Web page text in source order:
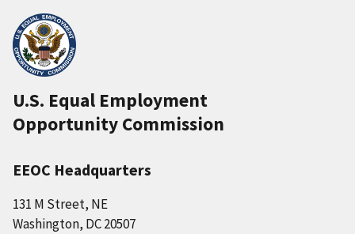
U.S. Equal Employment
Opportunity Commission
EEOC Headquarters
131 M Street, NE
Washington, DC 20507